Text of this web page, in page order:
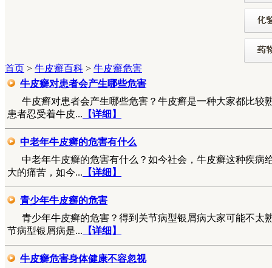
首页 > 牛皮癣百科 > 牛皮癣危害
牛皮癣对患者会产生哪些危害
牛皮癣对患者会产生哪些危害？牛皮癣是一种大家都比较
患者忍受着牛皮... 【详细】
中老年牛皮癣的危害有什么
中老年牛皮癣的危害有什么？如今社会，牛皮癣这种疾病
大的痛苦，如今... 【详细】
青少年牛皮癣的危害
青少年牛皮癣的危害？得到关节病型银屑病大家可能不太
节病型银屑病是... 【详细】
牛皮癣危害身体健康不容忽视